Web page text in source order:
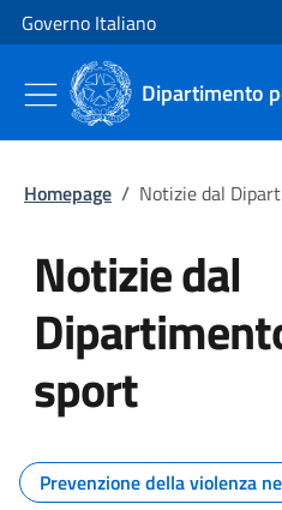
Vai al contenuto
Vai alla navigazione del sito
Governo Italiano
Dipartimento
Homepage / Notizie dal
Notizie dal
sport
Tutti i contenuti
Prevenzione della violenza